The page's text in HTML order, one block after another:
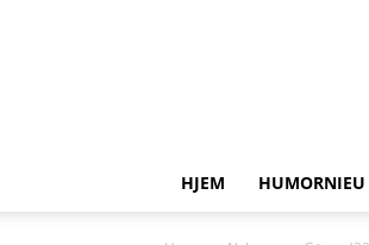
HJEM HUMORNIEU